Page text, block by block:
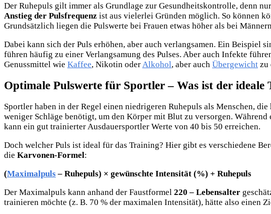
Der Ruhepuls gilt immer als Grundlage zur Gesundheitskontrolle, denn
Anstieg der Pulsfrequenz ist aus vielerlei Gründen möglich. So können
Grundsätzlich liegen die Pulswerte bei Frauen etwas höher als bei
Dabei kann sich der Puls erhöhen, aber auch verlangsamen. Ein Beispiel
führen häufig zu einer Verlangsamung des Pulses. Aber auch Infekte
Genussmittel wie Kaffee, Nikotin oder Alkohol, aber auch Übergewicht zu
Optimale Pulswerte für Sportler – Was ist der ideale
Sportler haben in der Regel einen niedrigeren Ruhepuls als Menschen, die
weniger Schläge benötigt, um den Körper mit Blut zu versorgen.
kann ein gut trainierter Ausdauersportler Werte von 40 bis 50 erreichen.
Doch welcher Puls ist ideal für das Training? Hier gibt es verschiedene
die Karvonen-Formel:
(Maximalpuls– Ruhepuls) × gewünschte Intensität (%) + Ruhepuls
Der Maximalpuls kann anhand der Faustformel 220 – Lebensalter
trainieren möchte (z. B. 70 % der maximalen Intensität), hätte also einen